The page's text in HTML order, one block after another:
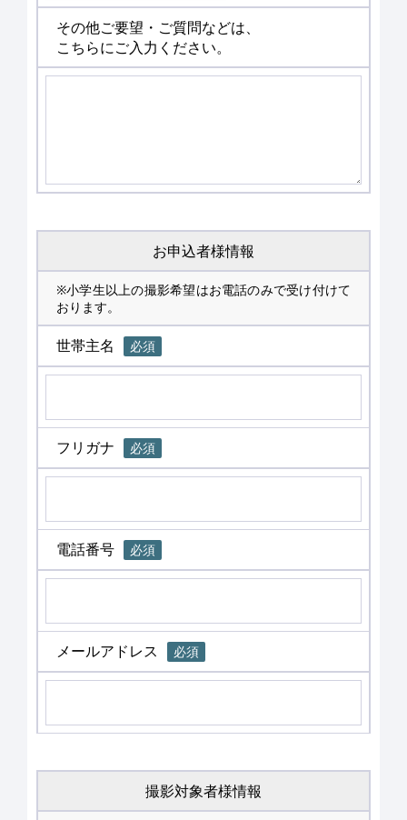
その他ご要望・ご質問などは、
こちらにご入力ください。
お申込者様情報
※小学生以上の撮影希望はお電話のみで受け付けて
おります。
世帯主名 必須
フリガナ 必須
電話番号 必須
メールアドレス 必須
撮影対象者様情報